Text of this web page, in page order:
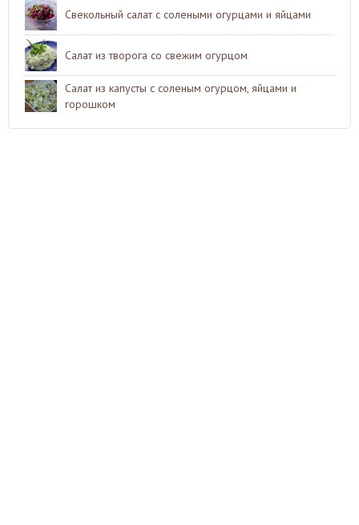
Свекольный салат с солеными огурцами и яйцами
Салат из творога со свежим огурцом
Салат из капусты с соленым огурцом, яйцами и
горошком